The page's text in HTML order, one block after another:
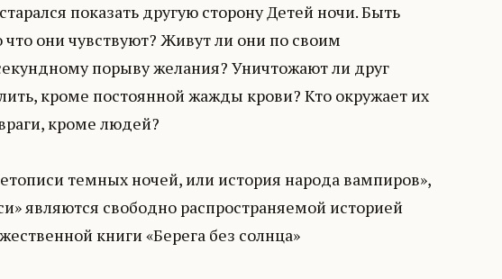
показать другую сторону Детей ночи. Быть
они чувствуют? Живут ли они по своим
порыву желания? Уничтожают ли друг
кроме постоянной жажды крови? Кто окружает их
кроме людей?
темных ночей, или история народа вампиров»,
являются свободно распространяемой историей
книги «Берега без солнца»